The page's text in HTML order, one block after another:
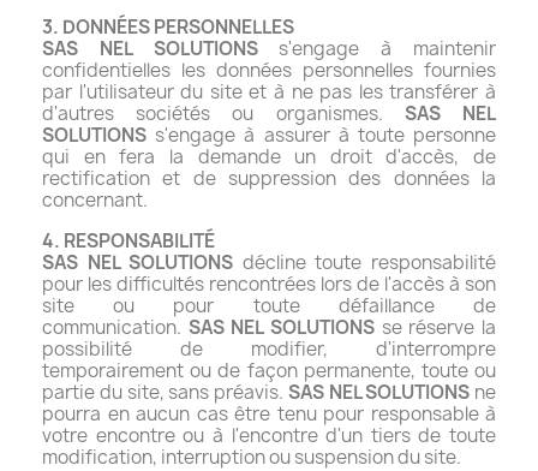
3. DONNÉES PERSONNELLES
SAS NEL SOLUTIONS
s'engage à maintenir
confidentielles les données personnelles fournies
par l'utilisateur du site et à ne pas les transférer à
d'autres sociétés ou organismes. SAS NEL
SOLUTIONS s'engage à assurer à toute personne
qui en fera la demande un droit d'accès, de
rectification et de suppression des données la
concernant.
4. RESPONSABILITÉ
SAS NEL SOLUTIONS décline toute responsabilité
pour les difficultés rencontrées lors de l'accès à son
site ou pour toute défaillance de
communication. SAS NEL SOLUTIONS se réserve la
possibilité de modifier, d'interrompre
temporairement ou de façon permanente, toute ou
partie du site, sans préavis. SAS NEL SOLUTIONS ne
pourra en aucun cas être tenu pour responsable à
votre encontre ou à l'encontre d'un tiers de toute
modification, interruption ou suspension du site.